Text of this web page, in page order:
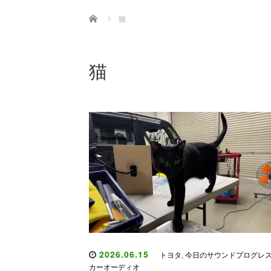
Home 猫
猫
2026.06.15 トヨタ , 今日のサウンドプログレ
カーオーディオ